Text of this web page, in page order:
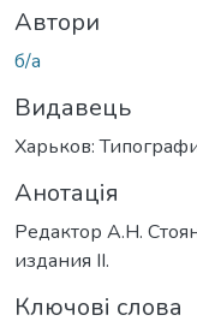
Автори
б/а
Видавець
Харьков:
Анотація
Редактор А.Н.
издания IІ.
Ключові слова